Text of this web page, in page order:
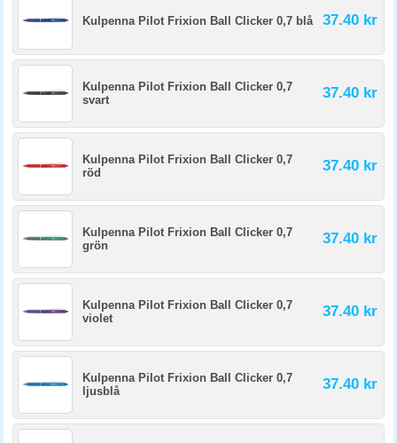
Kulpenna Pilot Frixion Ball Clicker 0,7 blå 37.40 kr
Kulpenna Pilot Frixion Ball Clicker 0,7
svart
37.40 kr
Kulpenna Pilot Frixion Ball Clicker 0,7
röd
37.40 kr
Kulpenna Pilot Frixion Ball Clicker 0,7
grön
37.40 kr
Kulpenna Pilot Frixion Ball Clicker 0,7
violet
37.40 kr
Kulpenna Pilot Frixion Ball Clicker 0,7
ljusblå
37.40 kr